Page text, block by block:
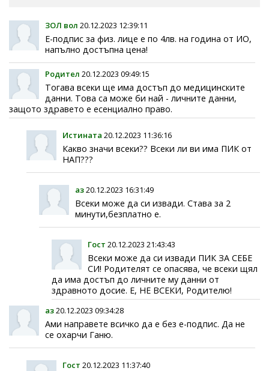
ЗОЛ вол 20.12.2023 12:39:11
Е-подпис за физ. лице е по 4лв. на година от ИО,
напълно достъпна цена!
Родител 20.12.2023 09:49:15
Тогава всеки ще има достъп до медицинските
данни. Това са може би най - личните данни,
защото здравето е есенциално право.
Истината 20.12.2023 11:36:16
Какво значи всеки?? Всеки ли ви има ПИК от
НАП???
аз20.12.2023 16:31:49
Всеки може да си извади. Става за 2
минути,безплатно е.
Гост 20.12.2023 21:43:43
Всеки може да си извади ПИК ЗА СЕБЕ
СИ! Родителят се опасява, че всеки щял
да има достъп до личните му данни от
здравното досие. Е, НЕ ВСЕКИ, Родителю!
аз20.12.2023 09:34:28
Ами направете всичко да е без е-подпис. Да не
се охарчи Ганю.
Гост 20.12.2023 11:37:40